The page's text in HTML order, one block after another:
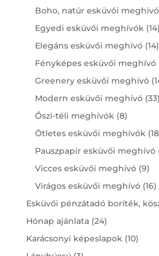
Boho, natúr esküvői
Egyedi esküvői meghívók 1414
Elegáns esküvői meghívó 1414
Fényképes esküvői meghívó
Greenery esküvői meghívó
Modern esküvői meghívó 33
Őszi-téli meghívók 88
Ötletes esküvői meghívók 18
Pauszpapír esküvői meghívó
Vicces esküvői meghívó 99
Virágos esküvői meghívó 1616
Esküvői pénzátadó boríték,
Hónap ajánlata 2424
products
Karácsonyi képeslapok 1010